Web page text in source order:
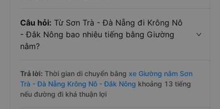
Câu hỏi: Từ Sơn Trà - Đà Nẵng đi Krông Nô
- Đắk Nông bao nhiêu tiếng bằng Giường
nằm?
Trả lời: Thời gian di chuyển bằng xe Giường nằm Sơn
Trà - Đà Nẵng Krông Nô - Đắk Nông khoảng 13 tiếng
nếu đường đi khá thuận lợi